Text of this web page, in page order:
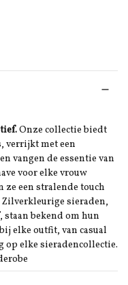
Onze collectie biedt
verrijkt met een
vangen de essentie van
voor elke vrouw
ze een stralende touch
sieraden,
bekend om hun
elke outfit, van casual
elke sieradencollectie.